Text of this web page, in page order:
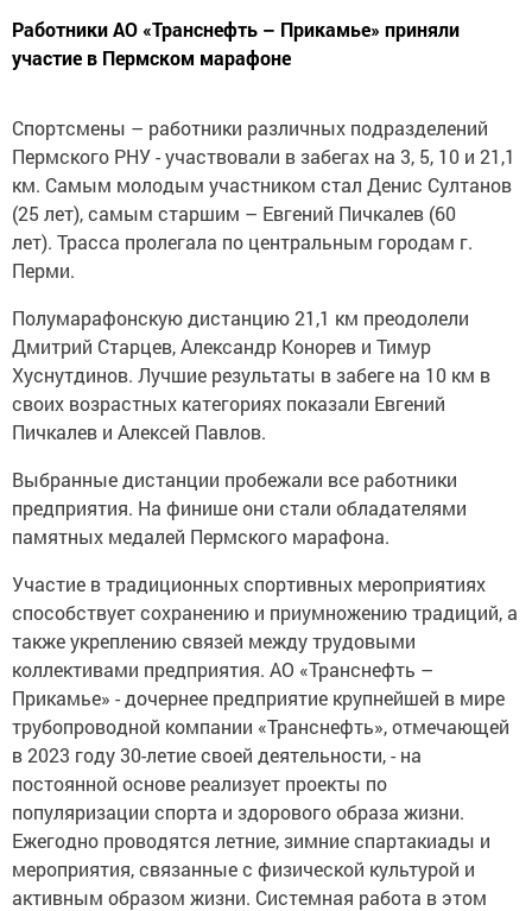
Работники АО «Транснефть – Прикамье» приняли
участие в Пермском марафоне
Спортсмены – работники различных подразделений
Пермского РНУ - участвовали в забегах на 3, 5, 10 и 21,1
км. Самым молодым участником стал Денис Султанов
(25 лет), самым старшим – Евгений Пичкалев (60
лет). Трасса пролегала по центральным городам г.
Перми.
Полумарафонскую дистанцию 21,1 км преодолели
Дмитрий Старцев, Александр Конорев и Тимур
Хуснутдинов. Лучшие результаты в забеге на 10 км в
своих возрастных категориях показали Евгений
Пичкалев и Алексей Павлов.
Выбранные дистанции пробежали все работники
предприятия. На финише они стали обладателями
памятных медалей Пермского марафона.
Участие в традиционных спортивных мероприятиях
способствует сохранению и приумножению традиций, а
также укреплению связей между трудовыми
коллективами предприятия. АО «Транснефть –
Прикамье» - дочернее предприятие крупнейшей в мире
трубопроводной компании «Транснефть», отмечающей
в 2023 году 30-летие своей деятельности, - на
постоянной основе реализует проекты по
популяризации спорта и здорового образа жизни.
Ежегодно проводятся летние, зимние спартакиады и
мероприятия, связанные с физической культурой и
активным образом жизни. Системная работа в этом